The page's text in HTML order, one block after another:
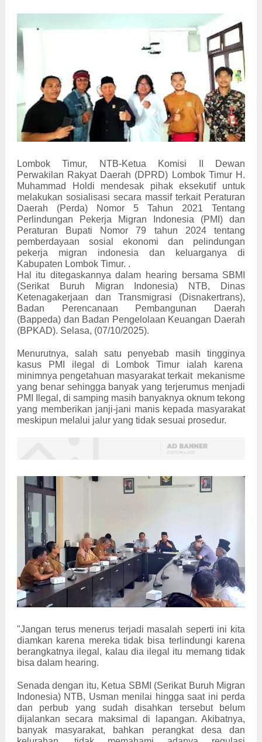
Lombok Timur, NTB-Ketua Komisi II Dewan
Perwakilan Rakyat Daerah (DPRD) Lombok Timur H.
Muhammad Holdi mendesak pihak eksekutif untuk
melakukan sosialisasi secara massif terkait Peraturan
Daerah (Perda) Nomor 5 Tahun 2021 Tentang
Perlindungan Pekerja Migran Indonesia (PMI) dan
Peraturan Bupati Nomor 79 tahun 2024 tentang
pemberdayaan sosial ekonomi dan pelindungan
pekerja migran indonesia dan keluarganya di
Kabupaten Lombok Timur. .
‎Hal itu ditegaskannya dalam hearing bersama SBMI
(Serikat Buruh Migran Indonesia) NTB, Dinas
Ketenagakerjaan dan Transmigrasi (Disnakertrans),
Badan Perencanaan Pembangunan Daerah
(Bappeda) dan Badan Pengelolaan Keuangan Daerah
(BPKAD). Selasa, (07/10/2025).
‎Menurutnya, salah satu penyebab masih tingginya
kasus PMI ilegal di Lombok Timur ialah karena
minimnya pengetahuan masyarakat terkait mekanisme
yang benar sehingga banyak yang terjerumus menjadi
PMI Ilegal, di samping masih banyaknya oknum tekong
yang memberikan janji-jani manis kepada masyarakat
meskipun melalui jalur yang tidak sesuai prosedur.
"Jangan terus menerus terjadi masalah seperti ini kita
diamkan karena mereka tidak bisa terlindungi karena
berangkatnya ilegal, kalau dia ilegal itu memang tidak
bisa dalam hearing.
Senada dengan itu, Ketua SBMI (Serikat Buruh Migran
Indonesia) NTB, Usman menilai hingga saat ini perda
dan perbub yang sudah disahkan tersebut belum
dijalankan secara maksimal di lapangan. Akibatnya,
banyak masyarakat, bahkan perangkat desa dan